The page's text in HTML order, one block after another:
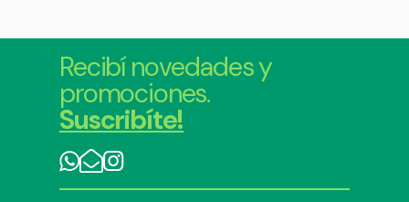
Recibí novedades y
promociones.
Suscribíte!